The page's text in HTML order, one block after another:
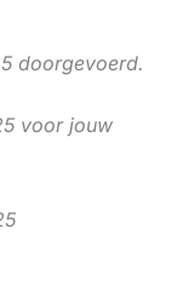
doorgevoerd.
voor jouw